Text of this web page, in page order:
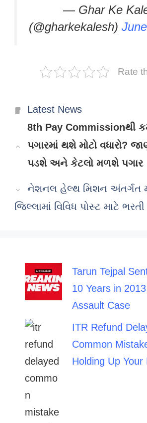
— Ghar Ke
(@gharkekalesh)
Rate
Categories
Latest News
8th Pay Commissionથી
પગારમાં થશે મોટો વધારો?
પડશે અને કેટલો મળશે પગાર
નેશનલ હેલ્થ મિશન અંતર્ગત
જિલ્લામાં વિવિધ પોસ્ટ માટે ભરતી
Tarun Tejpal
10 Years in
Assault Case
ITR Refund
Common
Holding Up Your